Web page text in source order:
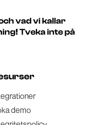
vad vi kallar
Tveka inte på
demo